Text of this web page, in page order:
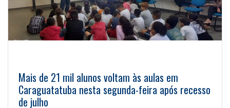
Mais de 21 mil alunos voltam às aulas em
Caraguatatuba nesta segunda-feira após recesso
de julho